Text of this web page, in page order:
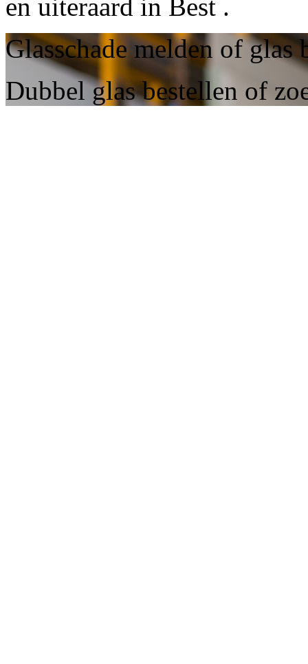
en uiteraard in Best .
Glasschade melden of glas
Dubbel glas bestellen of